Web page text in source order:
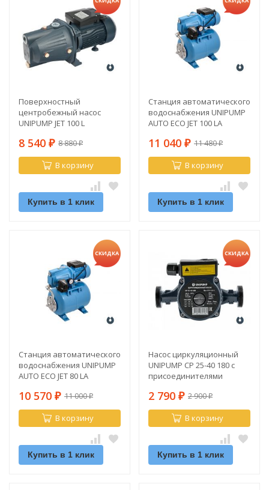
Поверхностный
центробежный насос
UNIPUMP JET 100 L
8 540 ₽ 8 880₽
В корзину
Купить в 1 клик
Станция автоматического
водоснабжения UNIPUMP
AUTO ECO JET 100 LA
11 040 ₽ 11 480₽
В корзину
Купить в 1 клик
СКИДКА
Станция автоматического
водоснабжения UNIPUMP
AUTO ECO JET 80 LA
10 570 ₽ 11 000₽
В корзину
Купить в 1 клик
СКИДКА
Насос циркуляционный
UNIPUMP CP 25-40 180 с
присоединителями
2 790 ₽ 2 900₽
В корзину
Купить в 1 клик